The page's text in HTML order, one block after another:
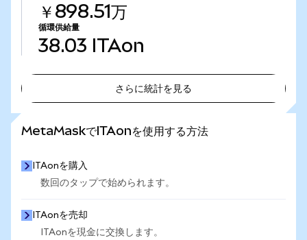
￥898.51万
循環供給量
38.03 ITAon
さらに統計を見る
MetaMaskでITAonを使用する方法
ITAonを購入
数回のタップで始められます。
ITAonを売却
ITAonを現金に交換します。